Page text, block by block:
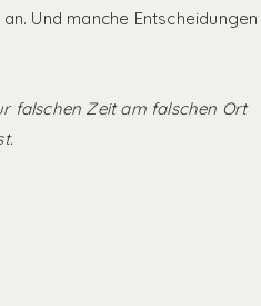
Und manche Entscheidungen
falschen Zeit am falschen Ort